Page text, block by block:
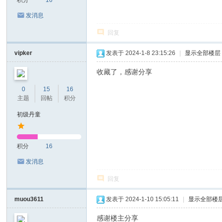
发消息
回复
vipker
0
主题
15
回帖
16
积分
初级丹童
积分 16
发消息
发表于 2024-1-8 23:15:26 显示全部楼层
收藏了，感谢分享
回复
muou3611 发表于 2024-1-10 15:05:11 显示全部楼
感谢楼主分享